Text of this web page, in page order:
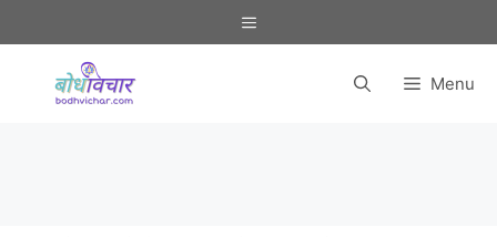
to
Menu
Menu